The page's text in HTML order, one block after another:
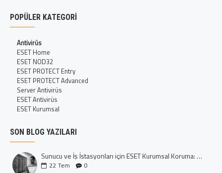
POPÜLER KATEGORI
Antivirüs
ESET Home
ESET NOD32
ESET PROTECT Entry
ESET PROTECT Advanced
Server Antivirüs
ESET Antivirüs
ESET Kurumsal
SON BLOG YAZILARI
Sunucu ve İş İstasyonları için ESET Kurumsal Koruma: Dijital Kalenizi İnşa Edin
22 Tem 0